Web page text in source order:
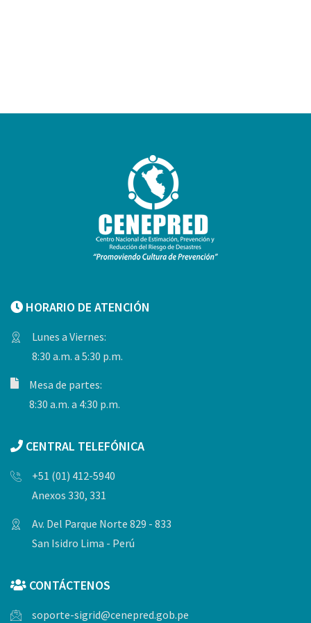
HORARIO DE ATENCIÓN
Lunes a Viernes:
8:30 a.m. a 5:30 p.m.
Mesa de partes:
8:30 a.m. a 4:30 p.m.
CENTRAL TELEFÓNICA
+51 (01) 412-5940
Anexos 330, 331
Av. Del Parque Norte 829 - 833
San Isidro Lima - Perú
CONTÁCTENOS
soporte-sigrid@cenepred.gob.pe